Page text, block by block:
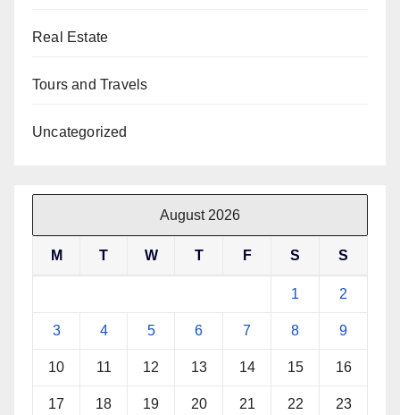
Real Estate
Tours and Travels
Uncategorized
August 2026
M T W T F S S
1 2
3 4 5 6 7 8 9
10 11 12 13 14 15 16
17 18 19 20 21 22 23